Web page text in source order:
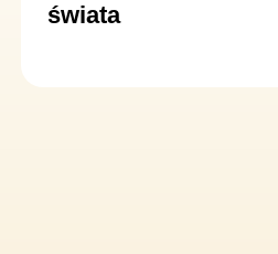
świata